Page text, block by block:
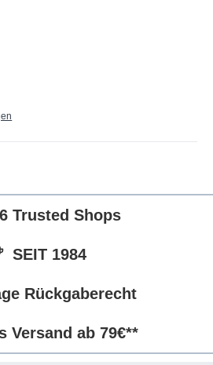
Trusted Shops
SEIT 1984
Rückgaberecht
Versand ab 79€**